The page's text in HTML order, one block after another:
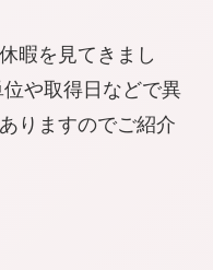
暇を見てきまし
や取得日などで異
りますのでご紹介